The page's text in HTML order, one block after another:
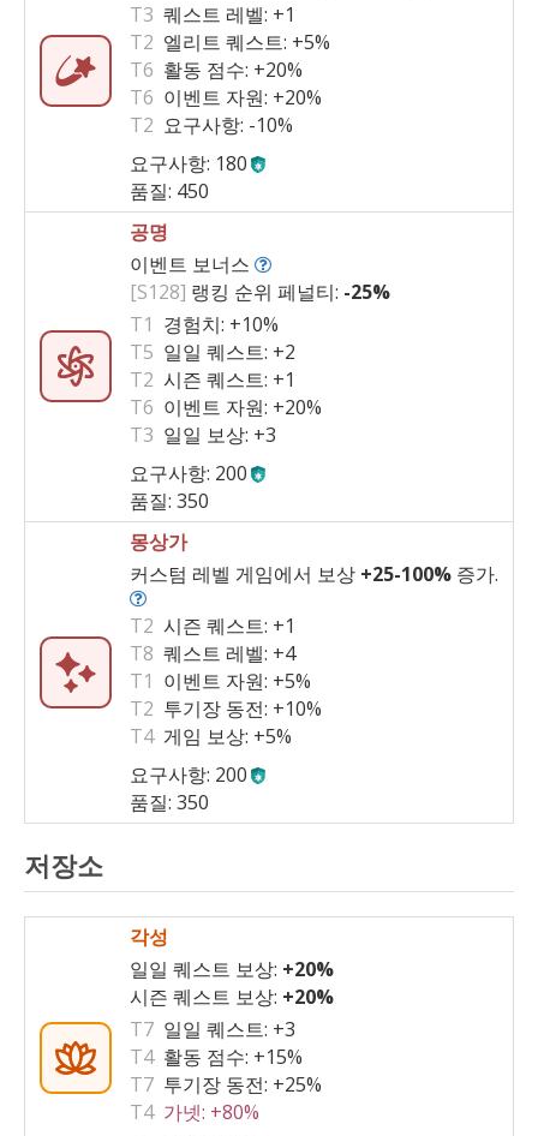
T3 퀘스트 레벨: +1
T2 엘리트 퀘스트: +5%
T6 활동 점수: +20%
T6 이벤트 자원: +20%
T2 요구사항: -10%
요구사항: 180
품질: 450
공명
이벤트 보너스
[S128] 랭킹 순위 페널티: -25%
T1 경험치: +10%
T5 일일 퀘스트: +2
T2 시즌 퀘스트: +1
T6 이벤트 자원: +20%
T3 일일 보상: +3
요구사항: 200
품질: 350
몽상가
커스텀 레벨 게임에서 보상 +25-100% 증가.
T2 시즌 퀘스트: +1
T8 퀘스트 레벨: +4
T1 이벤트 자원: +5%
T2 투기장 동전: +10%
T4 게임 보상: +5%
요구사항: 200
품질: 350
저장소
각성
일일 퀘스트 보상: +20%
시즌 퀘스트 보상: +20%
T7 일일 퀘스트: +3
T4 활동 점수: +15%
T7 투기장 동전: +25%
T4 가넷: +80%